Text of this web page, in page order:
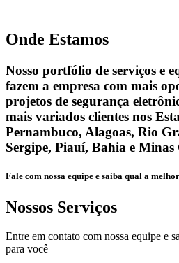
Onde Estamos
Nosso portfólio de serviços e
fazem a empresa com mais
projetos de segurança
mais variados clientes nos
Pernambuco, Alagoas, Rio
Sergipe, Piauí, Bahia e Minas
Fale com nossa equipe e saiba qual a
Nossos Serviços
Entre em contato com nossa equipe e
para você